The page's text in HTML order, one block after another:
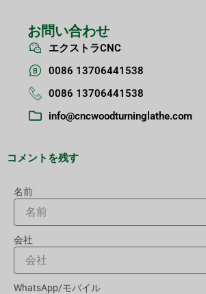
お問い合わせ
エクストラCNC
0086 13706441538
0086 13706441538
info@cncwoodturninglathe.com
コメントを残す
名前
会社
WhatsApp/モバイル